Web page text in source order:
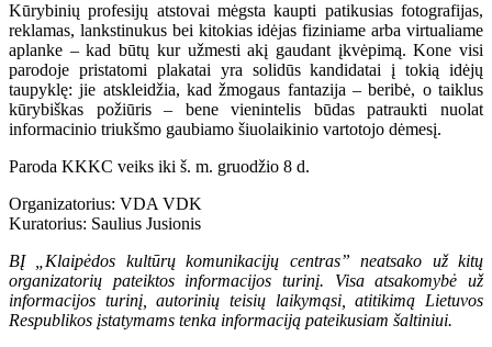
Kūrybinių profesijų atstovai mėgsta kaupti patikusias fotografijas,
reklamas, lankstinukus bei kitokias idėjas fiziniame arba virtualiame
aplanke – kad būtų kur užmesti akį gaudant įkvėpimą. Kone visi
parodoje pristatomi plakatai yra solidūs kandidatai į tokią idėjų
taupyklę: jie atskleidžia, kad žmogaus fantazija – beribė, o taiklus
kūrybiškas požiūris – bene vienintelis būdas patraukti nuolat
informacinio triukšmo gaubiamo šiuolaikinio vartotojo dėmesį.
Paroda KKKC veiks iki š. m. gruodžio 8 d.
Organizatorius: VDA VDK
Kuratorius: Saulius Jusionis
BĮ „Klaipėdos kultūrų komunikacijų centras” neatsako už kitų
organizatorių pateiktos informacijos turinį. Visa atsakomybė už
informacijos turinį, autorinių teisių laikymąsi, atitikimą Lietuvos
Respublikos įstatymams tenka informaciją pateikusiam šaltiniui.